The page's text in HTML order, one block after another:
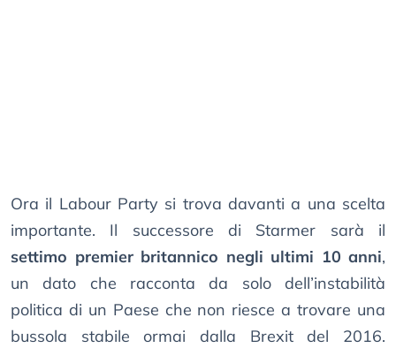
Ora il Labour Party si trova davanti a una scelta
importante. Il successore di Starmer sarà il
settimo premier britannico negli ultimi 10 anni,
un dato che racconta da solo dell’instabilità
politica di un Paese che non riesce a trovare una
bussola stabile ormai dalla Brexit del 2016.